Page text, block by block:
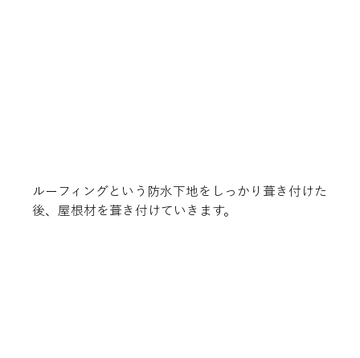
ルーフィングという防水下地をしっかり葺き付けた
後、屋根材を葺き付けていきます。